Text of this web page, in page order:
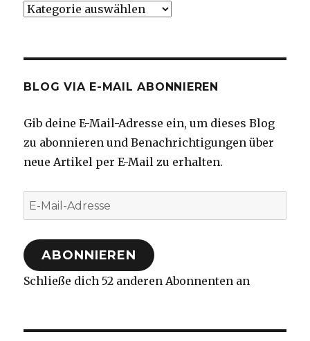
Kategorien
BLOG VIA E-MAIL ABONNIEREN
Gib deine E-Mail-Adresse ein, um dieses Blog
zu abonnieren und Benachrichtigungen über
neue Artikel per E-Mail zu erhalten.
E-
Mail-
Adresse
ABONNIEREN
Schließe dich 52 anderen Abonnenten an